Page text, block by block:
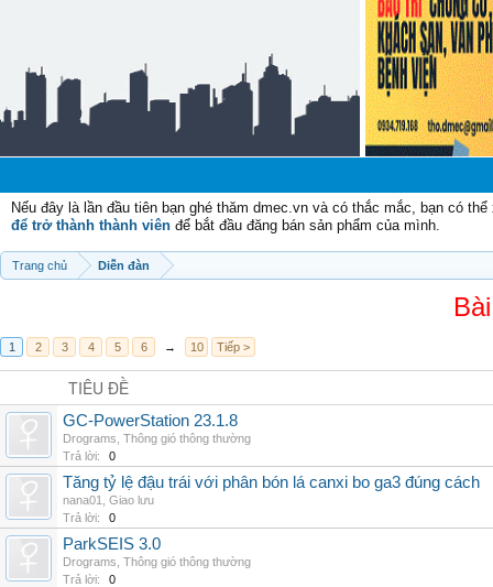
Nếu đây là lần đầu tiên bạn ghé thăm dmec.vn và có thắc mắc, bạn có
để trở thành thành viên để bắt đầu đăng bán sản phẩm của mình.
Trang chủ Diễn đàn
1 2 3 4 5 6 → 10 Tiếp >
TIÊU ĐỀ
GC-PowerStation 23.1.8
Drograms Thông gió thông thường
Trả lời:
0
Tăng tỷ lệ đậu trái với phân bón lá canxi bo ga3 đúng cách
nana01
Giao lưu
Trả lời:
0
ParkSEIS 3.0
Drograms Thông gió thông thường
Trả lời:
0